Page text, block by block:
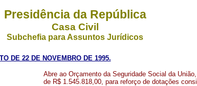
Presidência da República
Casa Civil
Subchefia para Assuntos Jurídicos
DE 22 DE NOVEMBRO DE 1995.
Abre ao Orçamento da Seguridade Social da
de R$ 1.545.818,00, para reforço de dotações